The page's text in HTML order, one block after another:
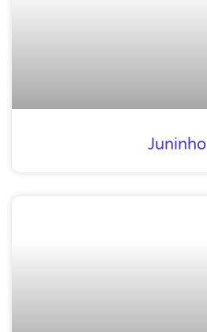
Juninho